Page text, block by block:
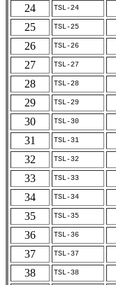
24
TSL-24
25
TSL-25
26
TSL-26
27
TSL-27
28
TSL-28
29
TSL-29
30
TSL-30
31
TSL-31
32
TSL-32
33
TSL-33
34
TSL-34
35
TSL-35
36
TSL-36
37
TSL-37
38
TSL-38